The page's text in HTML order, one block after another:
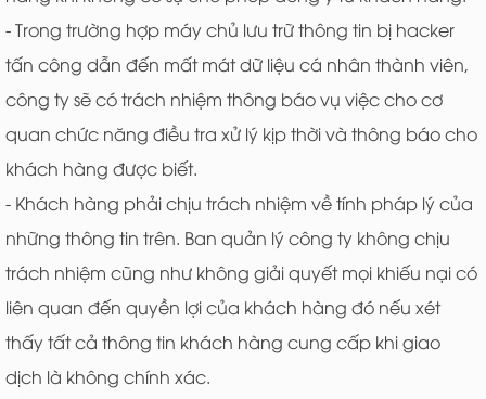
- Trong trường hợp máy chủ lưu trữ thông tin bị hacker
tấn công dẫn đến mất mát dữ liệu cá nhân thành viên,
công ty sẽ có trách nhiệm thông báo vụ việc cho cơ
quan chức năng điều tra xử lý kịp thời và thông báo cho
khách hàng được biết.
- Khách hàng phải chịu trách nhiệm về tính pháp lý của
những thông tin trên. Ban quản lý công ty không chịu
trách nhiệm cũng như không giải quyết mọi khiếu nại có
liên quan đến quyền lợi của khách hàng đó nếu xét
thấy tất cả thông tin khách hàng cung cấp khi giao
dịch là không chính xác.